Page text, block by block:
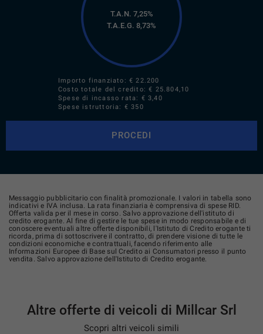
T.A.N. 7,25%
T.A.E.G. 8,73%
Importo finanziato: €22.200
Costo totale del credito: € 25.804,10
Spese di incasso rata: € 3,40
Spese istruttoria: € 350
PROCEDI
Messaggio pubblicitario con finalità promozionale. I valori in tabella sono
indicativi e IVA inclusa. La rata finanziaria è comprensiva di spese RID.
Offerta valida per il mese in corso. Salvo approvazione dell'istituto di
credito erogante. Al fine di gestire le tue spese in modo responsabile e di
conoscere eventuali altre offerte disponibili, l'Istituto di Credito erogante ti
ricorda, prima di sottoscrivere il contratto, di prendere visione di tutte le
condizioni economiche e contrattuali, facendo riferimento alle
Informazioni Europee di Base sul Credito ai Consumatori presso il punto
vendita. Salvo approvazione dell'Istituto di Credito erogante.
Altre offerte di veicoli di Millcar Srl
Scopri altri veicoli simili